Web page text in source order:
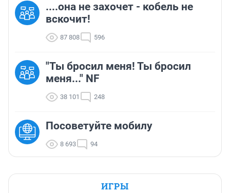
....она не захочет - кобель не
вскочит!
87 808 596
"Ты бросил меня! Ты бросил
меня..." NF
38 101 248
Посоветуйте мобилу
8 693 94
ИГРЫ